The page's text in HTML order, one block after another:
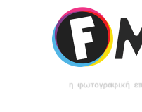
Παράκαμψη προς το κυρίως